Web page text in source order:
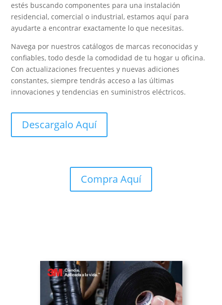
estés buscando componentes para una instalación
residencial, comercial o industrial, estamos aquí para
ayudarte a encontrar exactamente lo que necesitas.
Navega por nuestros catálogos de marcas reconocidas y
confiables, todo desde la comodidad de tu hogar u oficina.
Con actualizaciones frecuentes y nuevas adiciones
constantes, siempre tendrás acceso a las últimas
innovaciones y tendencias en suministros eléctricos.
Descargalo Aquí
Compra Aquí